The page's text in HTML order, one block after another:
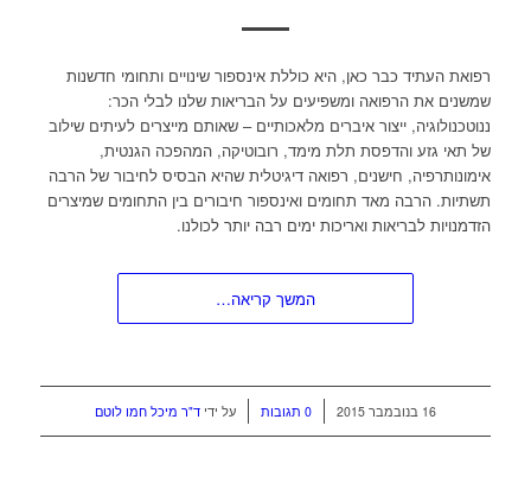
רפואת העתיד כבר כאן, היא כוללת אינספור שינויים ותחומי חדשנות
שמשנים את הרפואה ומשפיעים על הבריאות שלנו לבלי הכר:
ננוטכנולוגיה, ייצור איברים מלאכותיים – שאותם מייצרים לעיתים שילוב
של תאי גזע והדפסת תלת מימד, רובוטיקה, המהפכה הגנטית,
אימונותרפיה, חישנים, רפואה דיגיטלית שהיא הבסיס לחיבור של הרבה
תשתיות. הרבה מאד תחומים ואינספור חיבורים בין התחומים שמיצרים
הזדמנויות לבריאות ואריכות ימים רבה יותר לכולנו.
המשך קריאה…
16 בנובמבר 2015 / 0 תגובות על ידי ד"ר מיכל חמו לוטם